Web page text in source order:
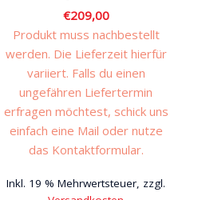
€209,00
Produkt muss nachbestellt
werden. Die Lieferzeit hierfür
variiert. Falls du einen
ungefähren Liefertermin
erfragen möchtest, schick uns
einfach eine Mail oder nutze
das Kontaktformular.
Inkl. 19 % Mehrwertsteuer, zzgl.